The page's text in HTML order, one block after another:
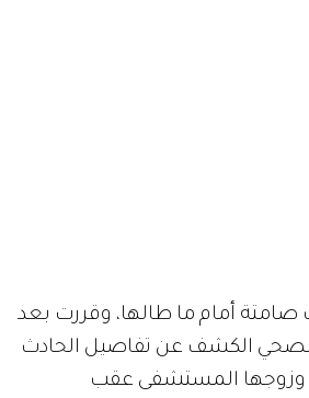
أمام ما طالها، وقررت بعد
الكشف عن تفاصيل الحادث
وزوجها المستشفى عقب